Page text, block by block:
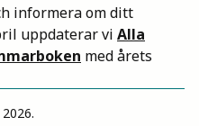
informera om ditt
uppdaterar vi Alla
med årets